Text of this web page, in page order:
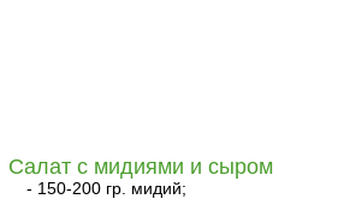
Салат с мидиями и сыром
- 150-200 гр. мидий;